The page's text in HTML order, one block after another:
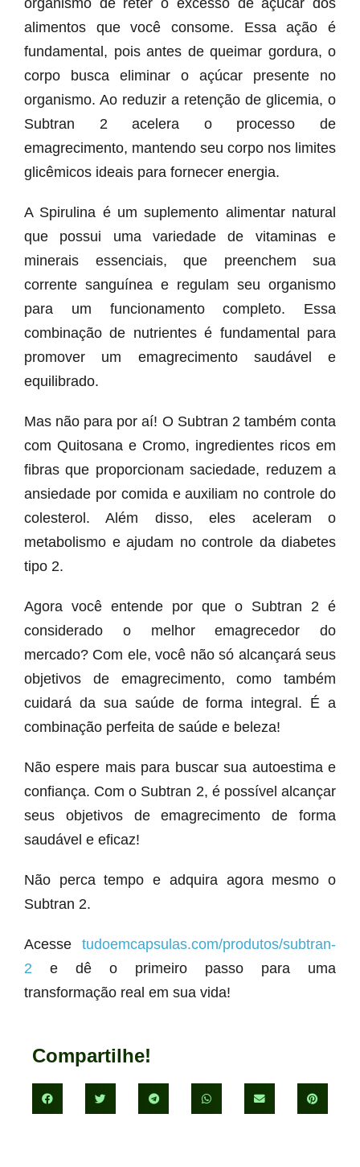
organismo de reter o excesso de açúcar dos
alimentos que você consome. Essa ação é
fundamental, pois antes de queimar gordura, o
corpo busca eliminar o açúcar presente no
organismo. Ao reduzir a retenção de glicemia, o
Subtran 2 acelera o processo de
emagrecimento, mantendo seu corpo nos limites
glicêmicos ideais para fornecer energia.
A Spirulina é um suplemento alimentar natural
que possui uma variedade de vitaminas e
minerais essenciais, que preenchem sua
corrente sanguínea e regulam seu organismo
para um funcionamento completo. Essa
combinação de nutrientes é fundamental para
promover um emagrecimento saudável e
equilibrado.
Mas não para por aí! O Subtran 2 também conta
com Quitosana e Cromo, ingredientes ricos em
fibras que proporcionam saciedade, reduzem a
ansiedade por comida e auxiliam no controle do
colesterol. Além disso, eles aceleram o
metabolismo e ajudam no controle da diabetes
tipo 2.
Agora você entende por que o Subtran 2 é
considerado o melhor emagrecedor do
mercado? Com ele, você não só alcançará seus
objetivos de emagrecimento, como também
cuidará da sua saúde de forma integral. É a
combinação perfeita de saúde e beleza!
Não espere mais para buscar sua autoestima e
confiança. Com o Subtran 2, é possível alcançar
seus objetivos de emagrecimento de forma
saudável e eficaz!
Não perca tempo e adquira agora mesmo o
Subtran 2.
Acesse tudoemcapsulas.com/produtos/subtran-
2 e dê o primeiro passo para uma
transformação real em sua vida!
Compartilhe!